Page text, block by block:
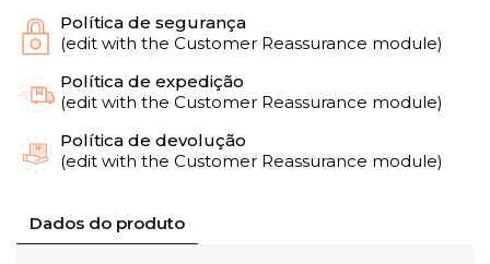
Política de segurança
(edit with the Customer Reassurance module)
Política de expedição
(edit with the Customer Reassurance module)
Política de devolução
(edit with the Customer Reassurance module)
Dados do produto